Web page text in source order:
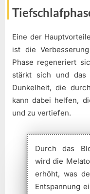
Eine der
ist die
Phase regeneriert
stärkt sich und das
Dunkelheit, die
kann dabei helfen,
und zu vertiefen.
Durch das
wird die
erhöht, was
Entspannung